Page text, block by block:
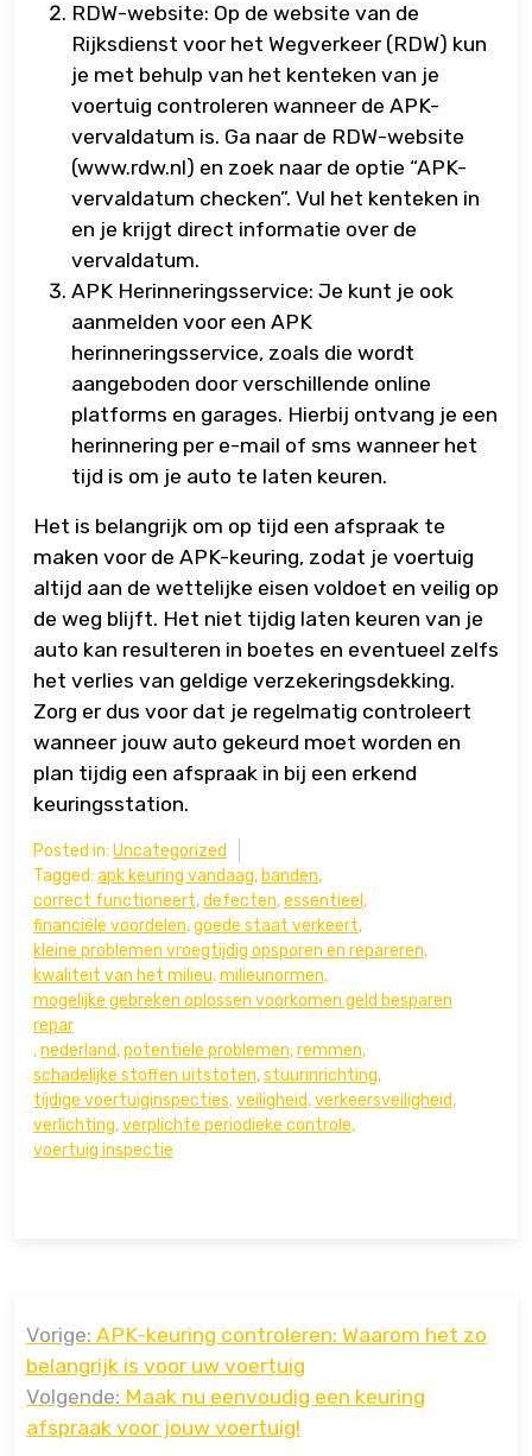
RDW-website: Op de website van de
Rijksdienst voor het Wegverkeer (RDW) kun
je met behulp van het kenteken van je
voertuig controleren wanneer de APK-
vervaldatum is. Ga naar de RDW-website
(www.rdw.nl) en zoek naar de optie “APK-
vervaldatum checken”. Vul het kenteken in
en je krijgt direct informatie over de
vervaldatum.
APK Herinneringsservice: Je kunt je ook
aanmelden voor een APK
herinneringsservice, zoals die wordt
aangeboden door verschillende online
platforms en garages. Hierbij ontvang je een
herinnering per e-mail of sms wanneer het
tijd is om je auto te laten keuren.
Het is belangrijk om op tijd een afspraak te
maken voor de APK-keuring, zodat je voertuig
altijd aan de wettelijke eisen voldoet en veilig op
de weg blijft. Het niet tijdig laten keuren van je
auto kan resulteren in boetes en eventueel zelfs
het verlies van geldige verzekeringsdekking.
Zorg er dus voor dat je regelmatig controleert
wanneer jouw auto gekeurd moet worden en
plan tijdig een afspraak in bij een erkend
keuringsstation.
Posted in: Uncategorized
Tagged: apk keuring vandaag, banden,
correct functioneert,defecten,essentieel ,
financiële voordelen,goede staat verkeert,
kleine problemen vroegtijdig opsporen en repareren,
kwaliteit van het milieu,milieunormen,
mogelijke gebreken oplossen voorkomen geld besparen
repar
,nederland,potentiële problemen,remmen,
schadelijke stoffen uitstoten,stuurinrichting,
tijdige voertuiginspecties,veiligheid,verkeersveiligheid,
verlichting,verplichte periodieke controle,
voertuig inspectie
navigatie
Vorige: APK-keuring controleren: Waarom het zo
belangrijk is voor uw voertuig
Volgende: Maak nu eenvoudig een keuring
afspraak voor jouw voertuig!